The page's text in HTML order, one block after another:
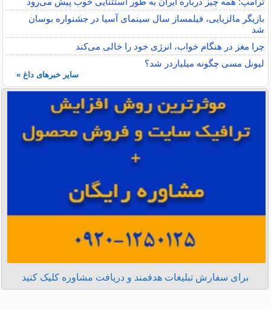
بازیگر مالزیایی، فیلمساز سال سینمای آسیا در جشنواره بوسان
شد
چرا مغز در هنگام خواب، انرژی خود را خالی می‌کند
لیونل مسی چگونه میلیاردر شد؟
سایر خبرهای داغ »
برای سفارش تبلیغات هدفمند و دریافت مشاوره کلیک کنید